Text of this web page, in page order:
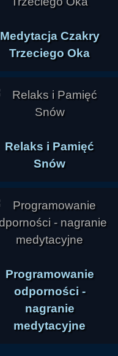
Medytacja Czakry
Trzeciego Oka
Relaks i Pamięć
Snów
Programowanie
odporności -
nagranie
medytacyjne